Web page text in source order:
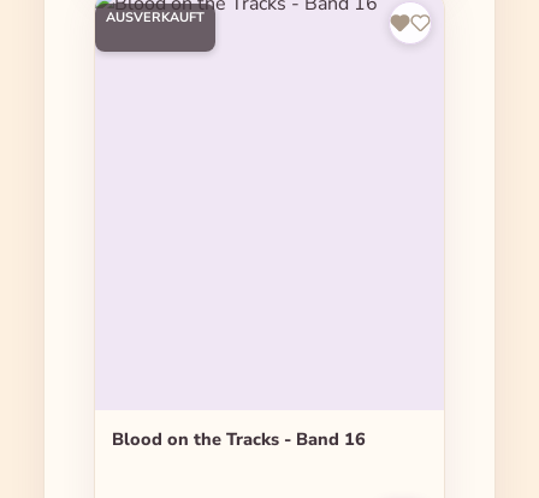
AUSVERKAUFT
Blood on the Tracks - Band 16